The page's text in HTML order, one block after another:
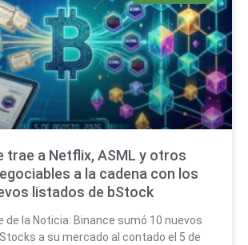
trae a Netflix, ASML y otros
a la cadena con los
listados de bStock
de la Noticia: Binance sumó 10 nuevos
a su mercado al contado el 5 de